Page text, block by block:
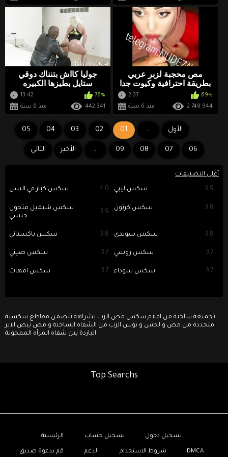
أعلى التصنيفات
سكس كبار في السن 4.0 سكس ليبي 3.9
سكس شيميل متحول
جنسي
3.9
سكس كرتون 3.8
سكس باكستاني 3.8 سكس سويدي 3.8
سكس صيني 3.7 سكس روسي 3.7
سكس امهات 3.7 سكس سوداء 3.7
جوليا كااش بتنناك دوقي
ستايل بطيزها الكبيره
13:42
76%
منذ 6 سنة
442 341
مص محجبة لزبر عربي
بطريقة احترافية وكيوت جدا
2:37
69%
منذ 6 سنة
2 748 944
الأول ...
01
02
03
04
05
06
07
08
09
... الأخير التالي
تجميعة ساخنة من افلام سكس مص الزب بشراهة تتضمن مقاطع سكسية
متجددة من مص و لحس و بوس الزب من الشفاه الساخنة و مص بيض الاير
الباردة بين شفاه المرأه الممحونة
Top Searchs
الرئيسية تسجيل حساب تسجيل دخول
قم بدعوة صديق الدعم شروط الاستخدام DMCA